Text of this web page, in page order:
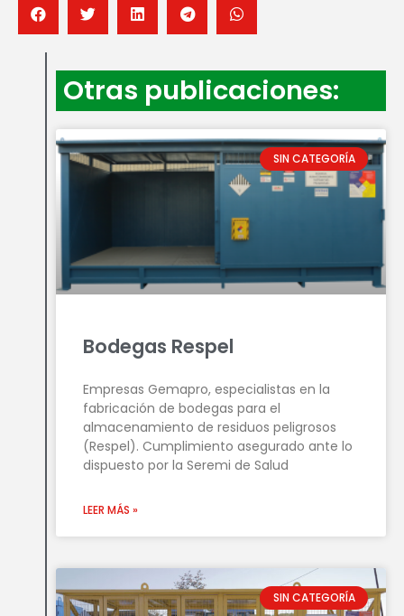
Otras publicaciones:
SIN CATEGORÍA
Bodegas Respel
Empresas Gemapro, especialistas en la
fabricación de bodegas para el
almacenamiento de residuos peligrosos
(Respel). Cumplimiento asegurado ante lo
dispuesto por la Seremi de Salud
LEER MÁS »
SIN CATEGORÍA